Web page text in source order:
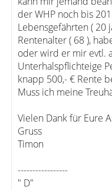
der WHP noch bis
Lebensgefährten ( 20
Rentenalter ( 68 ),
oder wird er mir evtl.
Unterhalspflichteige
knapp 500,- € Rente
Muss ich meine
Vielen Dank für Eure
Gruss
Timon
-----------------
" D"